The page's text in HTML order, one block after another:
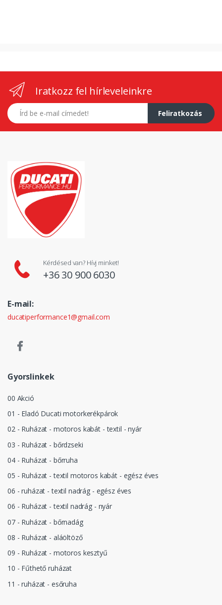
Iratkozz fel hírleveleinkre
E-mail címed
Feliratkozás
Kérdésed van? Hívj minket!
+36 30 900 6030
E-mail:
ducatiperformance1@gmail.com
Gyorslinkek
00 Akció
01 - Eladó Ducati motorkerékpárok
02 - Ruházat - motoros kabát - textil - nyár
03 - Ruházat - bőrdzseki
04 - Ruházat - bőrruha
05 - Ruházat - textil motoros kabát - egész éves
06 - ruházat - textil nadrág - egész éves
06 - Ruházat - textil nadrág - nyár
07 - Ruházat - bőrnadág
08 - Ruházat - aláöltöző
09 - Ruházat - motoros kesztyű
10 - Fűthető ruházat
11 - ruházat - esőruha